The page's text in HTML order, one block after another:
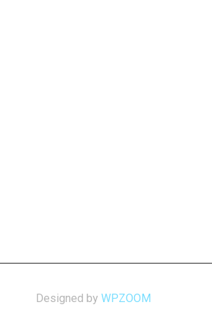
Designed by WPZOOM